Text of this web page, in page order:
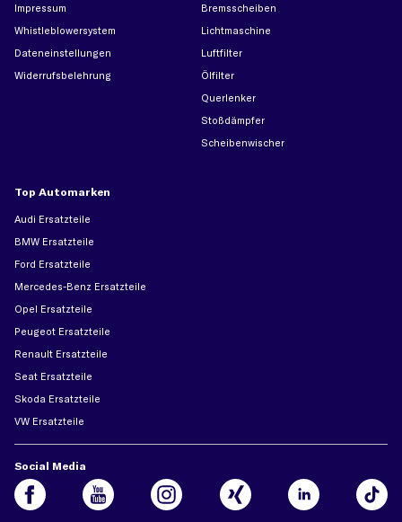
Impressum
Whistleblowersystem
Dateneinstellungen
Widerrufsbelehrung
Bremsscheiben
Lichtmaschine
Luftfilter
Ölfilter
Querlenker
Stoßdämpfer
Scheibenwischer
Top Automarken
Audi Ersatzteile
BMW Ersatzteile
Ford Ersatzteile
Mercedes-Benz Ersatzteile
Opel Ersatzteile
Peugeot Ersatzteile
Renault Ersatzteile
Seat Ersatzteile
Skoda Ersatzteile
VW Ersatzteile
Social Media